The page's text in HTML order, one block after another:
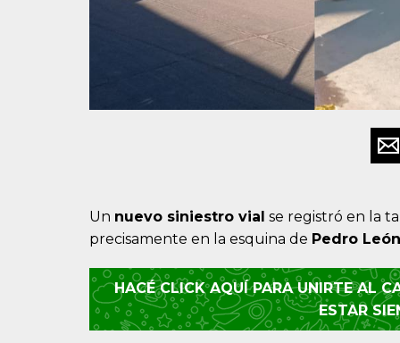
Un nuevo siniestro vial se registró en la
precisamente en la esquina de Pedro
HACÉ CLICK AQUÍ PARA UNIRTE AL
ESTAR